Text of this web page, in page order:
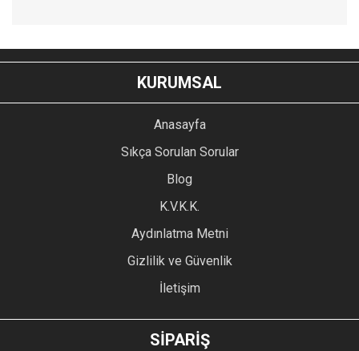
YORUM YAZ
Bu ürünün fiyat bilgisi, resim, ürün açıklamalarında ve diğer
konularda yetersiz gördüğünüz noktaları öneri formunu
kullanarak tarafımıza iletebilirsiniz.
Ürün resmi kalitesiz, bozuk veya görüntülenemiyor.
Ürün açıklamasında eksik bilgiler bulunuyor.
Ürün bilgilerinde hatalar bulunuyor.
Ürün fiyatı diğer sitelerden daha pahalı.
GÖNDER
KURUMSAL
Anasayfa
Sıkça Sorulan Sorular
Blog
K.V.K.K.
Aydınlatma Metni
Gizlilik ve Güvenlik
İletişim
SİPARİŞ